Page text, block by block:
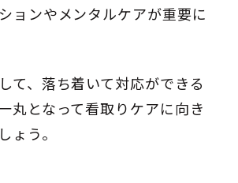
ョンやメンタルケアが重要に
て、落ち着いて対応ができる
丸となって看取りケアに向き
ょう。